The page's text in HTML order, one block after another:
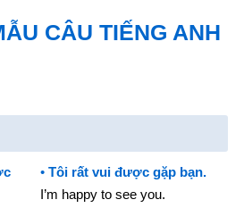
CÂU TIẾNG ANH
• Tôi rất vui được gặp bạn.
I’m happy to see you.